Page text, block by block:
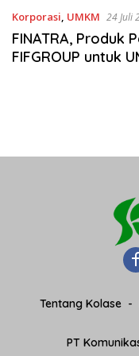
Korporasi, UMKM 24
FINATRA, Produk
FIFGROUP untuk
Tentang Kolase
PT